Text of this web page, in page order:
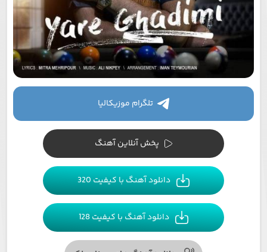
تلگرام موزیکالیا
پخش آنلاین آهنگ
دانلود آهنگ با کیفیت 320
دانلود آهنگ با کیفیت 128